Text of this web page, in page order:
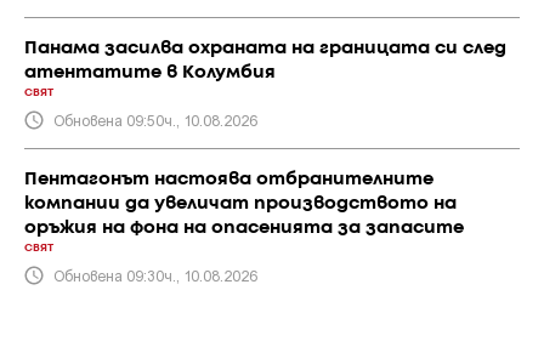
Панама засилва охраната на границата си след
атентатите в Колумбия
СВЯТ
Обновена 09:50ч., 10.08.2026
Пентагонът настоява отбранителните
компании да увеличат производството на
оръжия на фона на опасенията за запасите
СВЯТ
Обновена 09:30ч., 10.08.2026